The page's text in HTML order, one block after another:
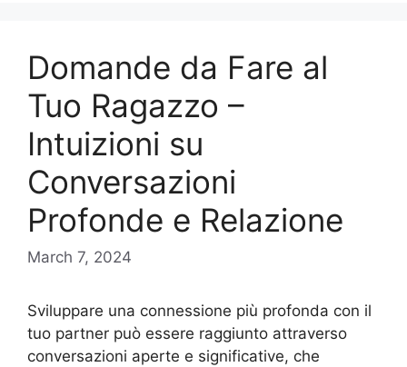
Domande da Fare al
Tuo Ragazzo –
Intuizioni su
Conversazioni
Profonde e Relazione
March 7, 2024
Sviluppare una connessione più profonda con il
tuo partner può essere raggiunto attraverso
conversazioni aperte e significative, che